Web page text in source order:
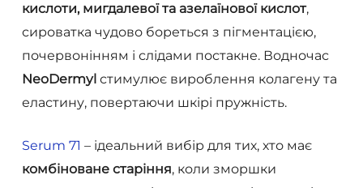
кислоти, мигдалевої та азелаїнової кислот,
сироватка чудово бореться з пігментацією,
почервонінням і слідами постакне. Водночас
NeoDermylстимулює вироблення колагену та
еластину, повертаючи шкірі пружність.
Serum 71 – ідеальний вибір для тих, хто має
комбіноване старіння, коли зморшки